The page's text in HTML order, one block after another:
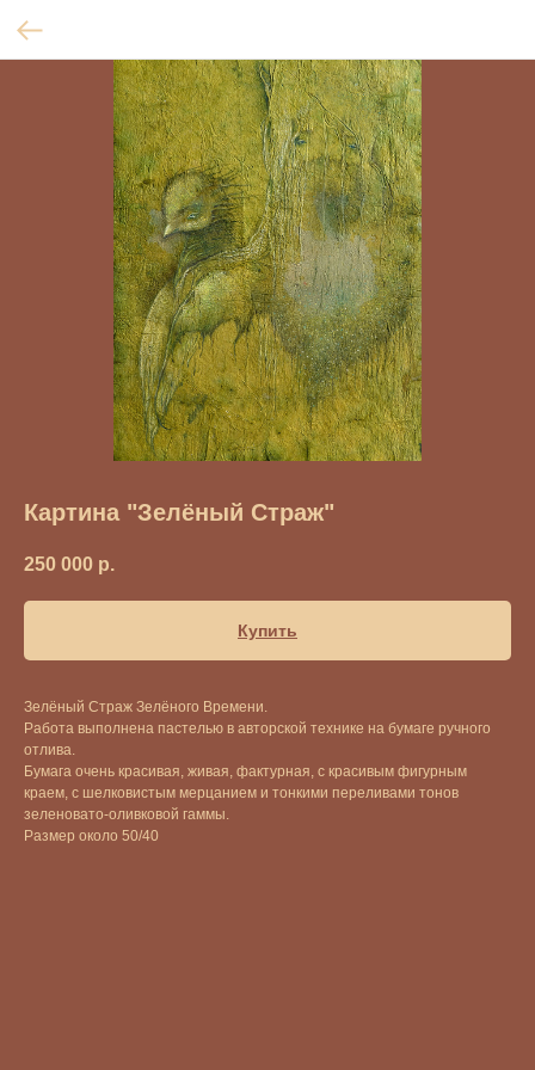
Картина "Зелёный Страж"
250 000 р.
Купить
Зелёный Страж Зелёного Времени.
Работа выполнена пастелью в авторской технике на бумаге ручного
отлива.
Бумага очень красивая, живая, фактурная, с красивым фигурным
краем, с шелковистым мерцанием и тонкими переливами тонов
зеленовато-оливковой гаммы.
Размер около 50/40